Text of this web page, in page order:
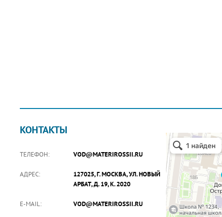
КОНТАКТЫ
ТЕЛЕФОН: VOD@MATERIROSSII.RU
АДРЕС:
127025, Г. МОСКВА, УЛ. НОВЫЙ
АРБАТ, Д. 19, К. 2020
E-MAIL: VOD@MATERIROSSII.RU